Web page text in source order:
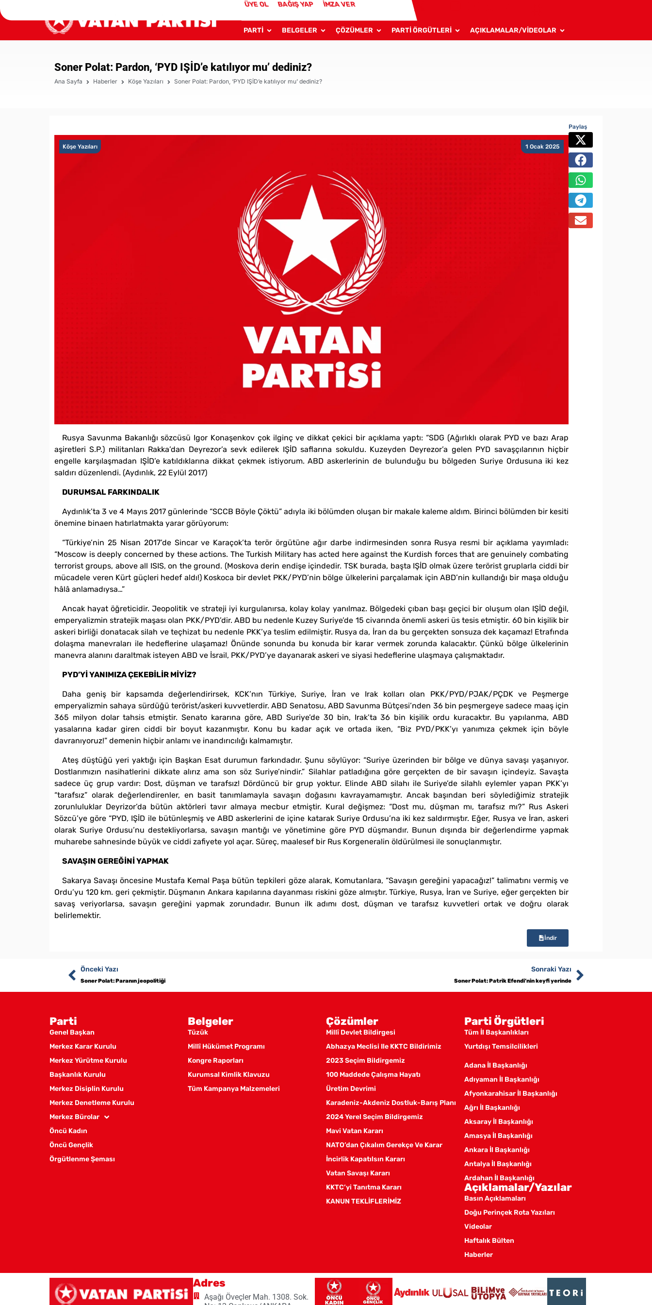
ÜYE OL BAĞIŞ YAP İMZA VER
PARTİ BELGELER ÇÖZÜMLER PARTİ ÖRGÜTLERİ AÇIKLAMALAR/VİDEOLAR
Soner Polat: Pardon, ‘PYD IŞİD’e katılıyor mu’ dediniz?
Ana Sayfa Haberler Köşe Yazıları Soner Polat: Pardon, ‘PYD IŞİD’e katılıyor mu’ dediniz?
1 Ocak 2025
Köşe Yazıları
Rusya Savunma Bakanlığı sözcüsü Igor Konaşenkov çok ilginç ve dikkat çekici bir açıklama yaptı: “SDG (Ağırlıklı olarak PYD ve bazı Arap
aşiretleri S.P.) militanları Rakka’dan Deyrezor’a sevk edilerek IŞİD saflarına sokuldu. Kuzeyden Deyrezor’a gelen PYD savaşçılarının hiçbir
engelle karşılaşmadan IŞİD’e katıldıklarına dikkat çekmek istiyorum. ABD askerlerinin de bulunduğu bu bölgeden Suriye Ordusuna iki kez
saldırı düzenlendi. (Aydınlık, 22 Eylül 2017)
DURUMSAL FARKINDALIK
Aydınlık’ta 3 ve 4 Mayıs 2017 günlerinde “SCCB Böyle Çöktü” adıyla iki bölümden oluşan bir makale kaleme aldım. Birinci bölümden bir kesiti
önemine binaen hatırlatmakta yarar görüyorum:
“Türkiye’nin 25 Nisan 2017’de Sincar ve Karaçok’ta terör örgütüne ağır darbe indirmesinden sonra Rusya resmi bir açıklama yayımladı:
“Moscow is deeply concerned by these actions. The Turkish Military has acted here against the Kurdish forces that are genuinely combating
terrorist groups, above all ISIS, on the ground. (Moskova derin endişe içindedir. TSK burada, başta IŞİD olmak üzere terörist gruplarla ciddi bir
mücadele veren Kürt güçleri hedef aldı!) Koskoca bir devlet PKK/PYD’nin bölge ülkelerini parçalamak için ABD’nin kullandığı bir maşa olduğu
hâlâ anlamadıysa…”
Ancak hayat öğreticidir. Jeopolitik ve strateji iyi kurgulanırsa, kolay kolay yanılmaz. Bölgedeki çıban başı geçici bir oluşum olan IŞİD değil,
emperyalizmin stratejik maşası olan PKK/PYD’dir. ABD bu nedenle Kuzey Suriye’de 15 civarında önemli askeri üs tesis etmiştir. 60 bin kişilik bir
askeri birliği donatacak silah ve teçhizat bu nedenle PKK’ya teslim edilmiştir. Rusya da, İran da bu gerçekten sonsuza dek kaçamaz! Etrafında
dolaşma manevraları ile hedeflerine ulaşamaz! Önünde sonunda bu konuda bir karar vermek zorunda kalacaktır. Çünkü bölge ülkelerinin
manevra alanını daraltmak isteyen ABD ve İsrail, PKK/PYD’ye dayanarak askeri ve siyasi hedeflerine ulaşmaya çalışmaktadır.
PYD’Yİ YANIMIZA ÇEKEBİLİR MİYİZ?
Daha geniş bir kapsamda değerlendirirsek, KCK’nın Türkiye, Suriye, İran ve Irak kolları olan PKK/PYD/PJAK/PÇDK ve Peşmerge
emperyalizmin sahaya sürdüğü terörist/askeri kuvvetlerdir. ABD Senatosu, ABD Savunma Bütçesi’nden 36 bin peşmergeye sadece maaş için
365 milyon dolar tahsis etmiştir. Senato kararına göre, ABD Suriye’de 30 bin, Irak’ta 36 bin kişilik ordu kuracaktır. Bu yapılanma, ABD
yasalarına kadar giren ciddi bir boyut kazanmıştır. Konu bu kadar açık ve ortada iken, “Biz PYD/PKK’yı yanımıza çekmek için böyle
davranıyoruz!” demenin hiçbir anlamı ve inandırıcılığı kalmamıştır.
Ateş düştüğü yeri yaktığı için Başkan Esat durumun farkındadır. Şunu söylüyor: “Suriye üzerinden bir bölge ve dünya savaşı yaşanıyor.
Dostlarımızın nasihatlerini dikkate alırız ama son söz Suriye’nindir.” Silahlar patladığına göre gerçekten de bir savaşın içindeyiz. Savaşta
sadece üç grup vardır: Dost, düşman ve tarafsız! Dördüncü bir grup yoktur. Elinde ABD silahı ile Suriye’de silahlı eylemler yapan PKK’yı
“tarafsız” olarak değerlendirenler, en basit tanımlamayla savaşın doğasını kavrayamamıştır. Ancak başından beri söylediğimiz stratejik
zorunluluklar Deyrizor’da bütün aktörleri tavır almaya mecbur etmiştir. Kural değişmez: “Dost mu, düşman mı, tarafsız mı?” Rus Askeri
Sözcü’ye göre “PYD, IŞİD ile bütünleşmiş ve ABD askerlerini de içine katarak Suriye Ordusu’na iki kez saldırmıştır. Eğer, Rusya ve İran, askeri
olarak Suriye Ordusu’nu destekliyorlarsa, savaşın mantığı ve yönetimine göre PYD düşmandır. Bunun dışında bir değerlendirme yapmak
muharebe sahnesinde büyük ve ciddi zafiyete yol açar. Süreç, maalesef bir Rus Korgeneralin öldürülmesi ile sonuçlanmıştır.
SAVAŞIN GEREĞİNİ YAPMAK
Sakarya Savaşı öncesine Mustafa Kemal Paşa bütün tepkileri göze alarak, Komutanlara, “Savaşın gereğini yapacağız!” talimatını vermiş ve
Ordu’yu 120 km. geri çekmiştir. Düşmanın Ankara kapılarına dayanması riskini göze almıştır. Türkiye, Rusya, İran ve Suriye, eğer gerçekten bir
savaş veriyorlarsa, savaşın gereğini yapmak zorundadır. Bunun ilk adımı dost, düşman ve tarafsız kuvvetleri ortak ve doğru olarak
belirlemektir.
İndir
Paylaş
Önceki Yazı
Soner Polat: Paranın jeopolitiği
Sonraki Yazı
Soner Polat: Patrik Efendi’nin keyfi yerinde
Parti
Genel Başkan
Merkez Karar Kurulu
Merkez Yürütme Kurulu
Başkanlık Kurulu
Merkez Disiplin Kurulu
Merkez Denetleme Kurulu
Merkez Bürolar
Öncü Kadın
Öncü Gençlik
Örgütlenme Şeması
Belgeler
Tüzük
Millî Hükümet Programı
Kongre Raporları
Kurumsal Kimlik Klavuzu
Tüm Kampanya Malzemeleri
Çözümler
Millî Devlet Bildirgesi
Abhazya Meclisi Ile KKTC Bildirimiz
2023 Seçim Bildirgemiz
100 Maddede Çalışma Hayatı
Üretim Devrimi
Karadeniz-Akdeniz Dostluk-Barış Planı
2024 Yerel Seçim Bildirgemiz
Mavi Vatan Kararı
NATO’dan Çıkalım Gerekçe Ve Karar
İncirlik Kapatılsın Kararı
Vatan Savaşı Kararı
KKTC’yi Tanıtma Kararı
KANUN TEKLİFLERİMİZ
Parti Örgütleri
Tüm İl Başkanlıkları
Yurtdışı Temsilcilikleri
Adana İl Başkanlığı
Adıyaman İl Başkanlığı
Afyonkarahisar İl Başkanlığı
Ağrı İl Başkanlığı
Aksaray İl Başkanlığı
Amasya İl Başkanlığı
Ankara İl Başkanlığı
Antalya İl Başkanlığı
Ardahan İl Başkanlığı
Artvin İl Başkanlığı
Bitlis İl Başkanlığı
Açıklamalar/Yazılar
Basın Açıklamaları
Doğu Perinçek Rota Yazıları
Videolar
Haftalık Bülten
Haberler
Adres
Aşağı Öveçler Mah. 1308. Sok.